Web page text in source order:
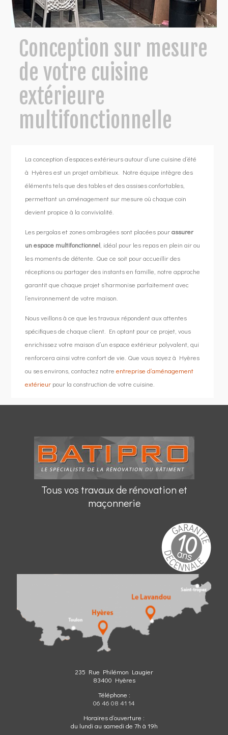
Conception sur mesure
de votre cuisine
extérieure
multifonctionnelle
La conception d’espaces extérieurs autour d’une cuisine d’été
à Hyères est un projet ambitieux. Notre équipe intègre des
éléments tels que des tables et des assises confortables,
permettant un aménagement sur mesure où chaque coin
devient propice à la convivialité.
Les pergolas et zones ombragées sont placées pourassurer
un espace multifonctionnel, idéal pour les repas en plein air ou
les moments de détente. Que ce soit pour accueillir des
réceptions ou partager des instants en famille, notre approche
garantit que chaque projet s’harmonise parfaitement avec
l’environnement de votre maison.
Nous veillons à ce que les travaux répondent aux attentes
spécifiques de chaque client. En optant pour ce projet, vous
enrichissez votre maison d’un espace extérieur polyvalent, qui
renforcera ainsi votre confort de vie. Que vous soyez à Hyères
ou ses environs, contactez notre entreprise d’aménagement
extérieurpour la construction de votre cuisine.
Tous vos travaux de rénovation et
maçonnerie
235 Rue Philémon Laugier
83400 Hyères
Téléphone :
06 46 08 41 14
Horaires d’ouverture :
du lundi au samedi de 7h à 19h